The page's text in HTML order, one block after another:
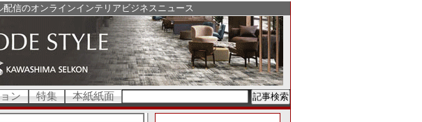
信のオンラインインテリアビジネスニュース
ン 特集 本紙紙面